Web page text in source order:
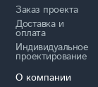
Заказ проекта
Доставка и
оплата
Индивидуальное
проектирование
О компании